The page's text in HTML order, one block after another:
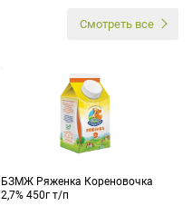
Смотреть все
БЗМЖ Ряженка Кореновочка
2,7% 450г т/п